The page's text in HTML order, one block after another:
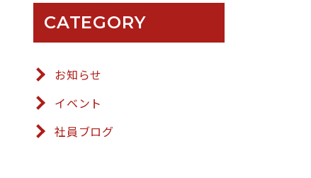
CATEGORY
お知らせ
イベント
社員ブログ